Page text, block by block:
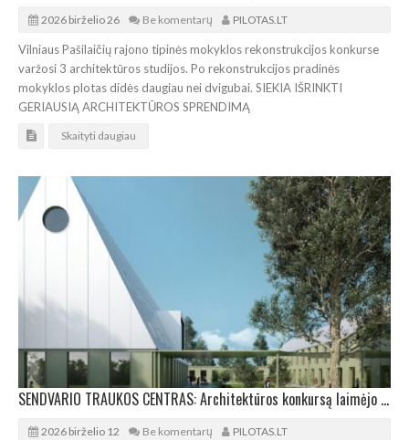
2026 birželio 26 Be komentarų PILOTAS.LT
Vilniaus Pašilaičių rajono tipinės mokyklos rekonstrukcijos konkurse
varžosi 3 architektūros studijos. Po rekonstrukcijos pradinės
mokyklos plotas didės daugiau nei dvigubai. SIEKIA IŠRINKTI
GERIAUSIĄ ARCHITEKTŪROS SPRENDIMĄ
Skaityti daugiau
SENDVARIO TRAUKOS CENTRAS: Architektūros konkursą laimėjo Petro Džervaus kolektyvas
2026 birželio 12 Be komentarų PILOTAS.LT